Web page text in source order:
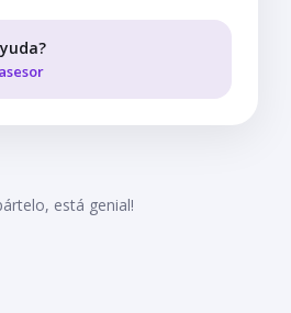
está genial!